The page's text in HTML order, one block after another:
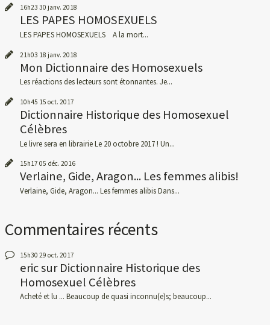
16h23 30 janv. 2018
LES PAPES HOMOSEXUELS
LES PAPES HOMOSEXUELS A la mort...
21h03 18 janv. 2018
Mon Dictionnaire des Homosexuels
Les réactions des lecteurs sont étonnantes. Je...
10h45 15 oct. 2017
Dictionnaire Historique des Homosexuel
Célèbres
Le livre sera en librairie Le 20 octobre 2017 ! Un...
15h17 05 déc. 2016
Verlaine, Gide, Aragon... Les femmes alibis!
Verlaine, Gide, Aragon... Les femmes alibis Dans...
Commentaires récents
15h30 29 oct. 2017
ericsurDictionnaire Historique des
Homosexuel Célèbres
Acheté et lu ... Beaucoup de quasi inconnu(e)s; beaucoup...